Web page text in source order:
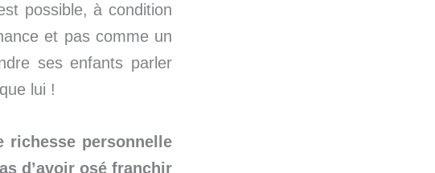
possible, à condition
et pas comme un
ses enfants parler
lui !
richesse personnelle
d’avoir osé franchir